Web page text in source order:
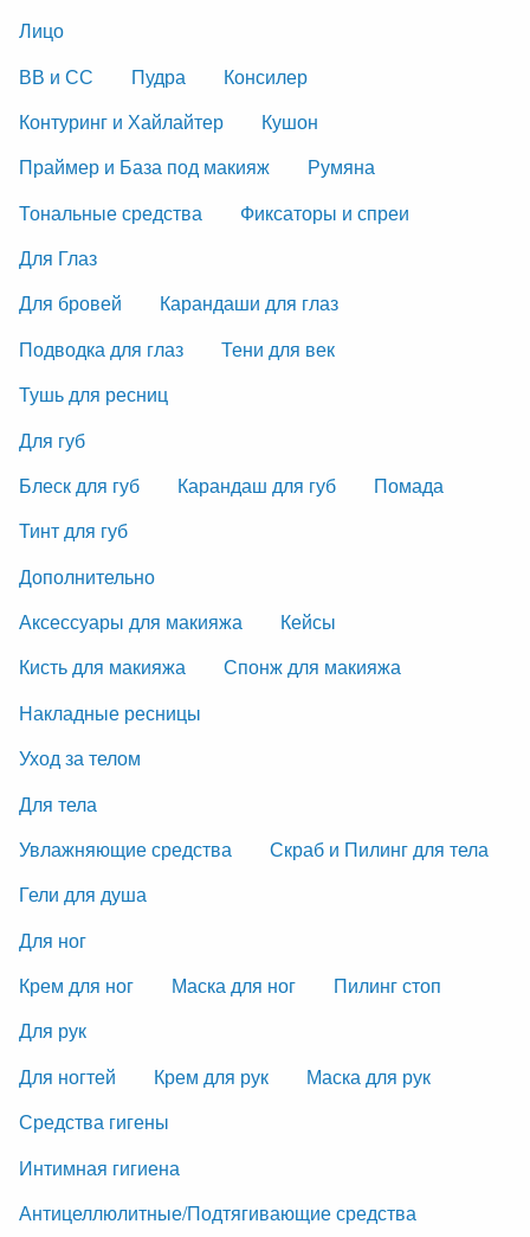
Лицо
ВВ и СС
Пудра
Консилер
Контуринг и Хайлайтер
Кушон
Праймер и База под макияж
Румяна
Тональные средства
Фиксаторы и спреи
Для Глаз
Для бровей
Карандаши для глаз
Подводка для глаз
Тени для век
Тушь для ресниц
Для губ
Блеск для губ
Карандаш для губ
Помада
Тинт для губ
Дополнительно
Аксессуары для макияжа
Кейсы
Кисть для макияжа
Спонж для макияжа
Накладные ресницы
Уход за телом
Для тела
Увлажняющие средства
Скраб и Пилинг для тела
Гели для душа
Для ног
Крем для ног
Маска для ног
Пилинг стоп
Для рук
Для ногтей
Крем для рук
Маска для рук
Средства гигены
Интимная гигиена
Антицеллюлитные/Подтягивающие средства